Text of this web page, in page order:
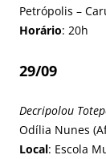
Petrópolis –
Horário: 20h
29/09
Decripolou
Odília Nunes
Local: Escola